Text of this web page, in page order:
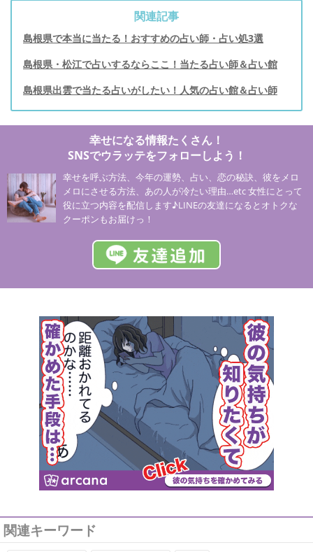
関連記事
島根県で本当に当たる！おすすめの占い師・占い処3選
島根県・松江で占いするならここ！当たる占い師＆占い館
島根県出雲で当たる占いがしたい！人気の占い館＆占い師
幸せになる情報たくさん！
SNSでウラッテをフォローしよう！
幸せを呼ぶ方法、今年の運勢、占い、恋の秘訣、彼をメロ
メロにさせる方法、あの人が冷たい理由…etc 女性にとって
役に立つ内容を配信します♪LINEの友達になるとオトクな
クーポンもお届けっ！
関連キーワード